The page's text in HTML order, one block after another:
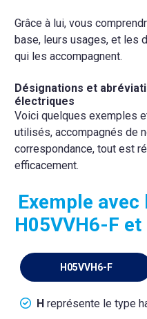
Grâce à lui, vous
base, leurs usages, et les
qui les accompagnent.
Désignations et
électriques
Voici quelques exemples
utilisés, accompagnés de
correspondance, tout est
efficacement.
Exemple avec
H05VVH6-F
H05VVH6-F
H représente le type